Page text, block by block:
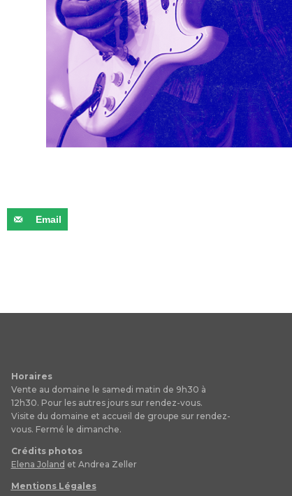
Email
Horaires
Vente au domaine le samedi matin de 9h30 à
12h30. Pour les autres jours sur rendez-vous.
Visite du domaine et accueil de groupe sur rendez-
vous. Fermé le dimanche.
Crédits photos
Elena Joland et Andrea Zeller
Mentions Légales